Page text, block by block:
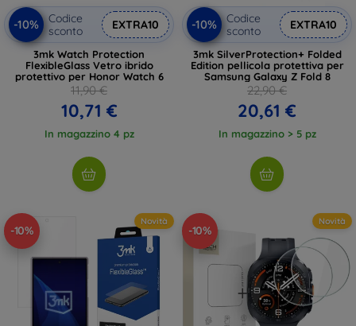
-10%
Codice
sconto
EXTRA10
3mk Watch Protection
FlexibleGlass Vetro ibrido
protettivo per Honor Watch 6
11,90 €
10,71 €
In magazzino 4 pz
-10%
Codice
sconto
EXTRA10
3mk SilverProtection+ Folded
Edition pellicola protettiva per
Samsung Galaxy Z Fold 8
22,90 €
20,61 €
In magazzino > 5 pz
-10%
Novità
-10%
Novità